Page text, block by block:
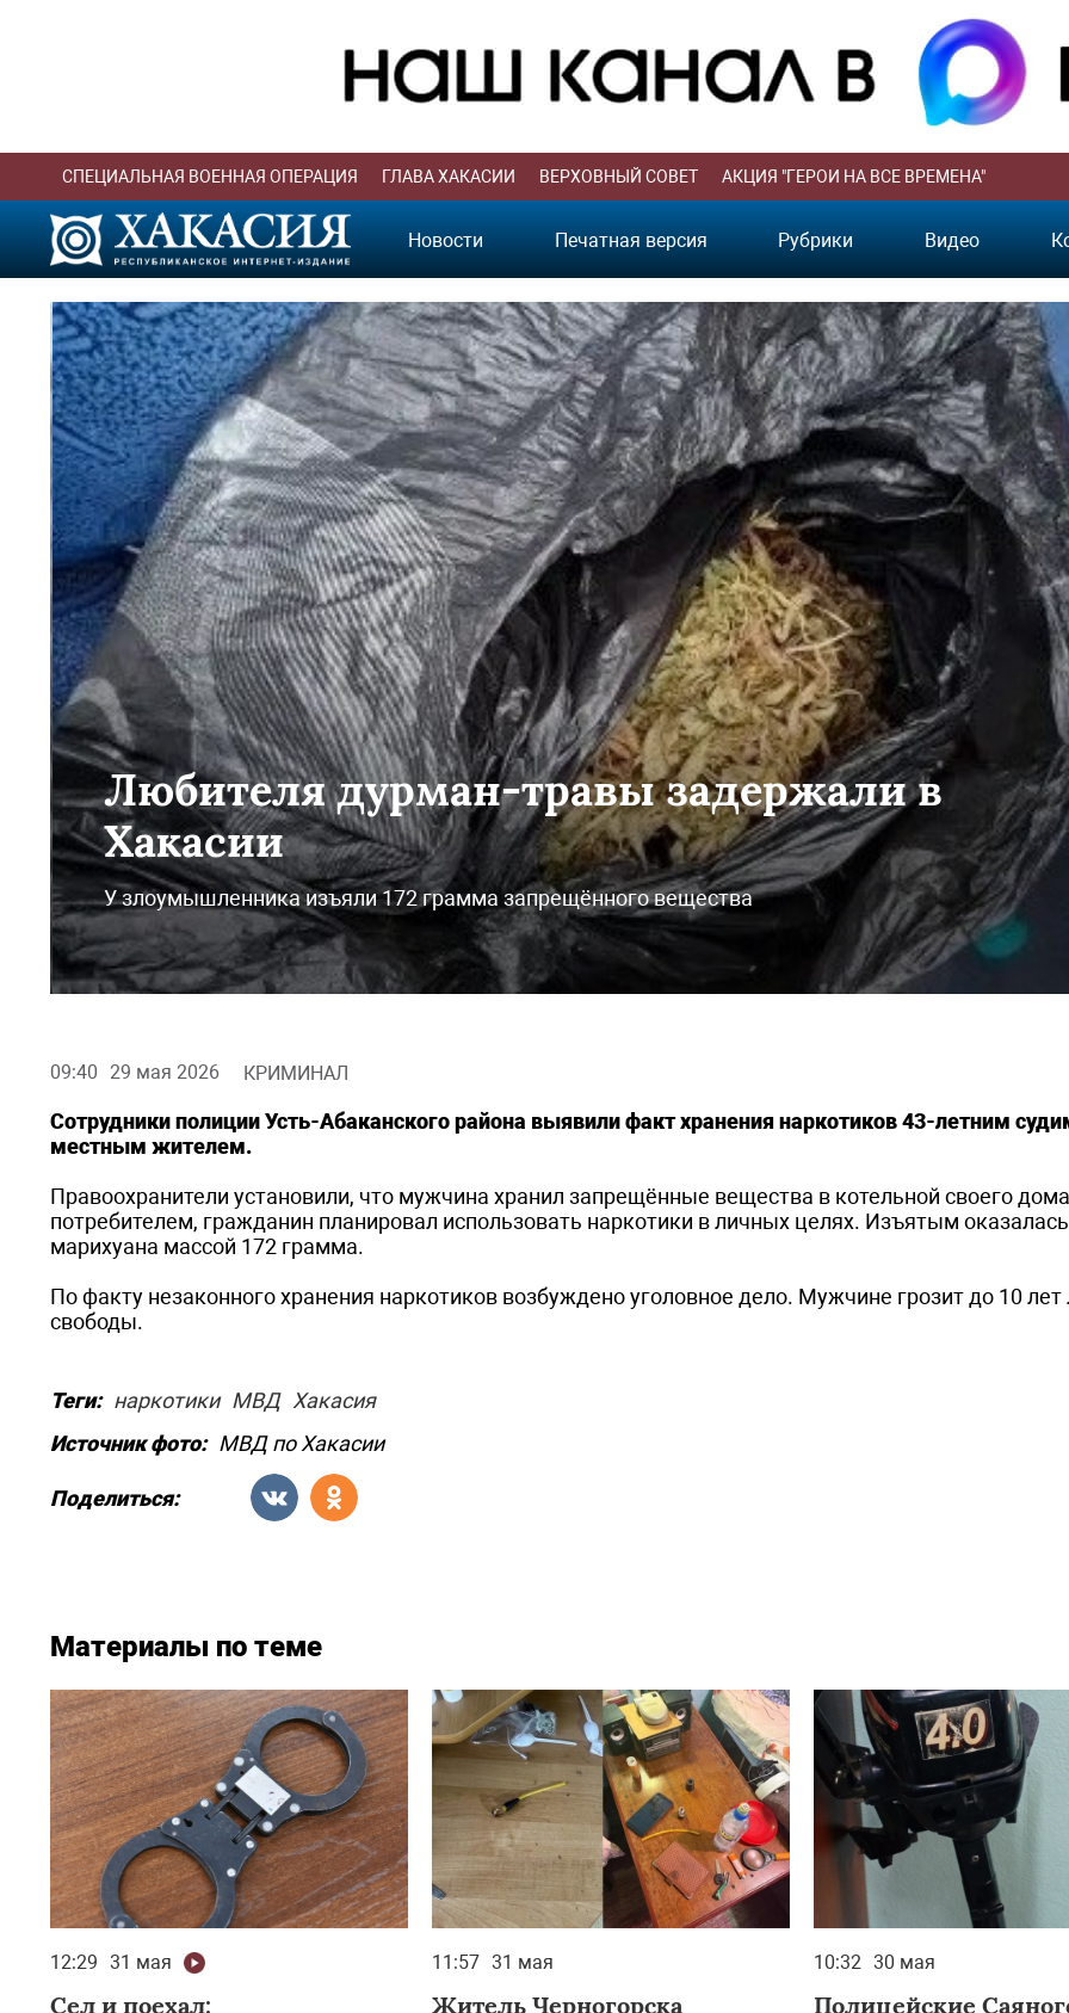
СПЕЦИАЛЬНАЯ ВОЕННАЯ ОПЕРАЦИЯ ГЛАВА ХАКАСИИ ВЕРХОВНЫЙ СОВЕТ АКЦИЯ "ГЕРОИ НА ВСЕ ВРЕМЕНА"
Новости Печатная версия Рубрики Видео
Любителя дурман-травы задержали в
Хакасии
У злоумышленника изъяли 172 грамма запрещённого вещества
09:40 29 мая 2026 КРИМИНАЛ
Сотрудники полиции Усть-Абаканского района выявили факт хранения наркотиков 43-летним
местным жителем.
Правоохранители установили, что мужчина хранил запрещённые вещества в котельной своего
потребителем, гражданин планировал использовать наркотики в личных целях. Изъятым оказалась
марихуана массой 172 грамма.
По факту незаконного хранения наркотиков возбуждено уголовное дело. Мужчине грозит до 10
свободы.
Теги: наркотики МВД Хакасия
Источник фото: МВД по Хакасии
Поделиться:
Материалы по теме
12:29 31 мая
Сел и поехал:
11:57 31 мая
Житель Черногорска
10:32 30 мая
Полицейские